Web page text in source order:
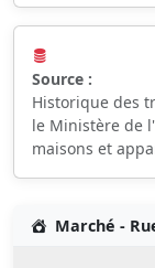
Source :
Historique des
le Ministère de
maisons et
Marché -